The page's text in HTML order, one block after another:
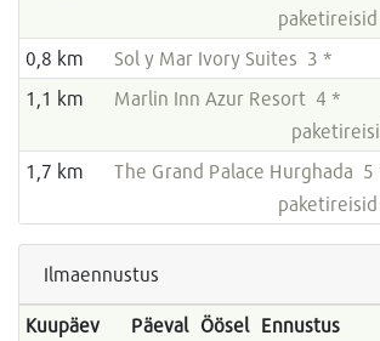
0,8 km
Sol y Mar Ivory Suites 3 *
1,1 km
Marlin Inn Azur Resort 4 *
1,7 km
The Grand Palace Hurghada 5
Ilmaennustus
Kuupäev Päeval Öösel Ennustus